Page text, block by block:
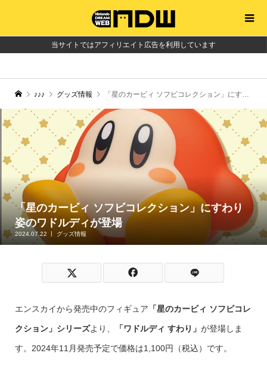
当サイトではアフィリエイト広告を利用しています
♪♪♪ グッズ情報 「星のカービィ ソフビコレクション」にすわり姿のワドルディが登場
「星のカービィ ソフビコレクション」にすわり
姿のワドルディが登場
2024.07.22 グッズ情報
エンスカイから発売中のフィギュア 「星のカービィ ソフビコレ
クション」シリーズより、 「ワドルディ すわり」 が登場しま
す。2024年11月発売予定で価格は1,100円（税込）です。